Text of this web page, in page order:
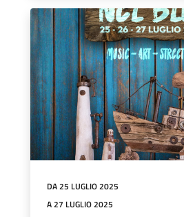
DA 25 LUGLIO 2025
A 27 LUGLIO 2025